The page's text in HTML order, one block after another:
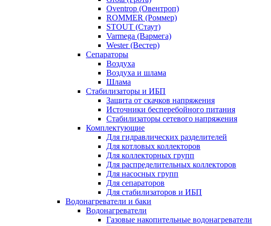
Oventrop (Овентроп)
ROMMER (Роммер)
STOUT (Стаут)
Varmega (Вармега)
Wester (Вестер)
Сепараторы
Воздуха
Воздуха и шлама
Шлама
Стабилизаторы и ИБП
Защита от скачков напряжения
Источники бесперебойного питания
Стабилизаторы сетевого напряжения
Комплектующие
Для гидравлических разделителей
Для котловых коллекторов
Для коллекторных групп
Для распределительных коллекторов
Для насосных групп
Для сепараторов
Для стабилизаторов и ИБП
Водонагреватели и баки
Водонагреватели
Газовые накопительные водонагреватели